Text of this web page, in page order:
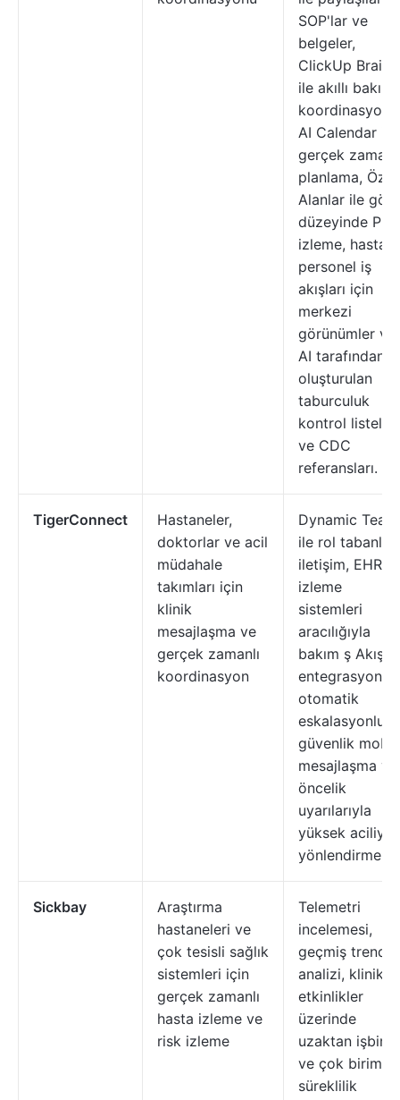
SOP'lar ve
belgeler,
ClickUp Brain
ile akıllı bakım
AI Calendar ile
gerçek zamanlı
planlama, Özel
Alanlar ile
düzeyinde PHI
izleme, hasta
personel iş
akışları için
merkezi
görünümler ve
AI tarafından
oluşturulan
taburculuk
kontrol listeleri
ve CDC
referansları.
TigerConnect
Hastaneler,
doktorlar ve acil
müdahale
takımları için
klinik
mesajlaşma ve
gerçek zamanlı
koordinasyon
Dynamic
ile rol tabanlı
iletişim, EHR
izleme
sistemleri
aracılığıyla
bakım ş Akışı
entegrasyonu,
otomatik
eskalasyonlu
güvenlik mobil
mesajlaşma ve
öncelik
uyarılarıyla
yüksek
yönlendirme
Sickbay
Araştırma
hastaneleri ve
çok tesisli sağlık
sistemleri için
gerçek zamanlı
hasta izleme ve
risk izleme
Telemetri
incelemesi,
geçmiş trend
analizi, klinik
etkinlikler
üzerinde
uzaktan
ve çok birimli
süreklilik